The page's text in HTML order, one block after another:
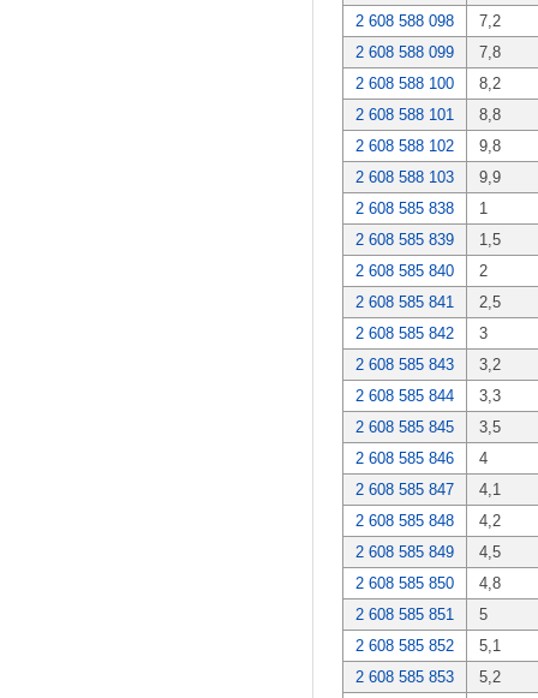
2 608 588 098
7,2
2 608 588 099
7,8
2 608 588 100
8,2
2 608 588 101
8,8
2 608 588 102
9,8
2 608 588 103
9,9
2 608 585 838
1
2 608 585 839
1,5
2 608 585 840
2
2 608 585 841
2,5
2 608 585 842
3
2 608 585 843
3,2
2 608 585 844
3,3
2 608 585 845
3,5
2 608 585 846
4
2 608 585 847
4,1
2 608 585 848
4,2
2 608 585 849
4,5
2 608 585 850
4,8
2 608 585 851
5
2 608 585 852
5,1
2 608 585 853
5,2